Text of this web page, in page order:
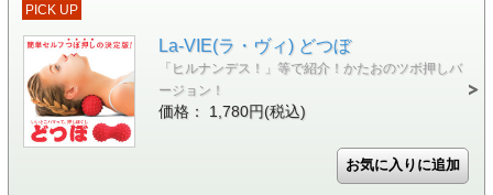
PICK UP
La-VIE(ラ・ヴィ) どつぼ
「ヒルナンデス！」等で紹介！かたおのツボ押しバ
ージョン！
価格： 1,780円(税込)